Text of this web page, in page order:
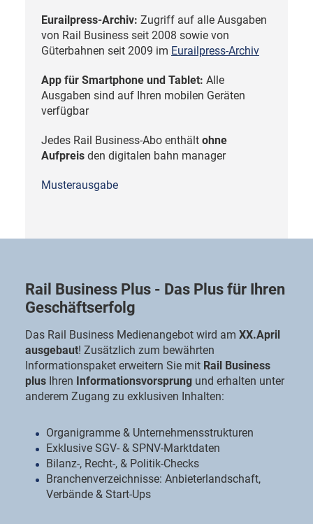
Eurailpress-Archiv: Zugriff auf alle Ausgaben
von Rail Business seit 2008 sowie von
Güterbahnen seit 2009 im Eurailpress-Archiv
App für Smartphone und Tablet: Alle
Ausgaben sind auf Ihren mobilen Geräten
verfügbar
Jedes Rail Business-Abo enthält ohne
Aufpreis den digitalen bahn manager
Musterausgabe
Rail Business Plus - Das Plus für Ihren
Geschäftserfolg
Das Rail Business Medienangebot wird am XX.April
ausgebaut! Zusätzlich zum bewährten
Informationspaket erweitern Sie mit Rail Business
plus Ihren Informationsvorsprung und erhalten unter
anderem Zugang zu exklusiven Inhalten:
Organigramme & Unternehmensstrukturen
Exklusive SGV- & SPNV-Marktdaten
Bilanz-, Recht-, & Politik-Checks
Branchenverzeichnisse: Anbieterlandschaft,
Verbände & Start-Ups